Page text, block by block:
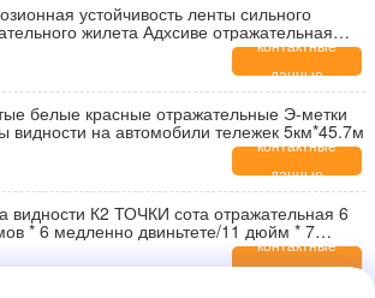
устойчивость ленты сильного
жилета Адхсиве отражательная
контактные
данные
белые красные отражательные Э-метки
видности на автомобили тележек 5км*45.7м
контактные
данные
видности К2 ТОЧКИ сота отражательная 6
* 6 медленно двиньтете/11 дюйм * 7
контактные